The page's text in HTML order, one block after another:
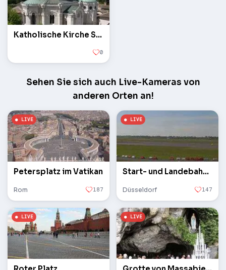
Katholische Kirche Sanctuaire d'Ars
0
Sehen Sie sich auch Live-Kameras von
anderen Orten an!
Petersplatz im Vatikan
Rom 187
Start- und Landebahn des Flughafens
Düsseldorf 147